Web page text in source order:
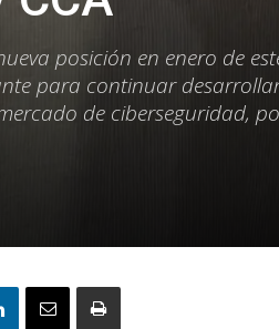
posición en enero de
para continuar
de ciberseguridad,